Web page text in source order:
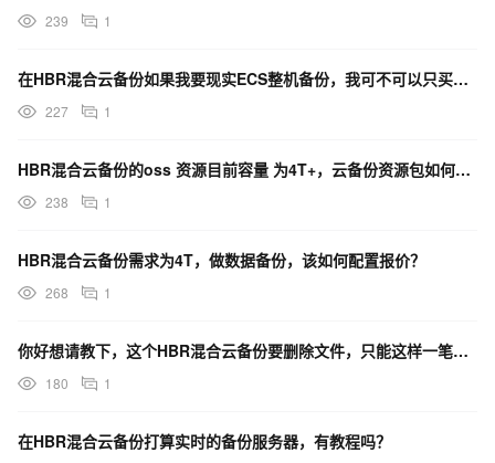
239 1
在HBR混合云备份如果我要现实ECS整机备份，我可不可以只买OSS资源包而不用买？
227 1
HBR混合云备份的oss 资源目前容量 为4T+，云备份资源包如何购买？
238 1
HBR混合云备份需求为4T，做数据备份，该如何配置报价？
268 1
你好想请教下，这个HBR混合云备份要删除文件，只能这样一笔笔一条条删除吗？
180 1
在HBR混合云备份打算实时的备份服务器，有教程吗？